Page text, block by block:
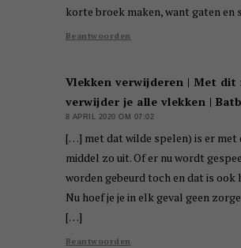
korte broek maken, want gaten en
Beantwoorden
Vlekken verwijderen | Met dit
verwijder je alle vlekken |
8 APRIL 2020 OM 07:02
[…] met dat wilde spelen) is er met
middel zo uit. Of er nu wordt
worden gebeurd toch en dat is ook
Nu hoef je je in elk geval geen
[…]
Beantwoorden